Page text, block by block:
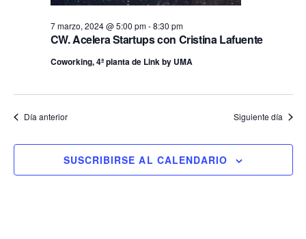
CW. Acelera Startups con Cristina Lafuente
7 marzo, 2024 @ 5:00 pm-8:30 pm
Coworking, 4ª planta de Link by UMA
Día anterior Siguiente día
SUSCRIBIRSE AL CALENDARIO